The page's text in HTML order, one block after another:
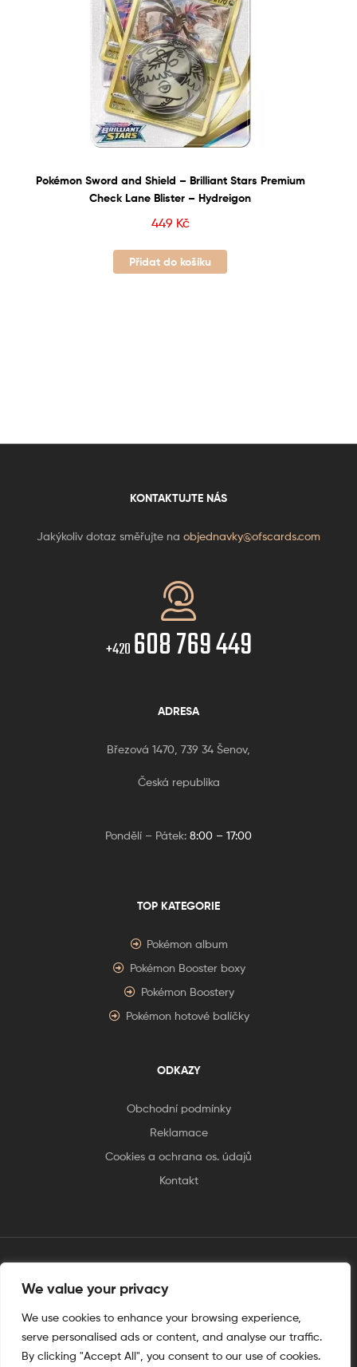
We value your privacy
We use cookies to enhance your browsing experience,
serve personalised ads or content, and analyse our traffic.
By clicking "Accept All", you consent to our use of cookies.
Pokémon Sword and Shield – Brilliant Stars Premium
Check Lane Blister – Hydreigon
449 Kč
Přidat do košíku
KONTAKTUJTE NÁS
Jakýkoliv dotaz směřujte na objednavky@ofscards.com
+420 608 769 449
ADRESA
Březová 1470, 739 34 Šenov,
Česká republika
Pondělí – Pátek: 8:00 – 17:00
TOP KATEGORIE
Pokémon album
Pokémon Booster boxy
Pokémon Boostery
Pokémon hotové balíčky
ODKAZY
Obchodní podmínky
Reklamace
Cookies a ochrana os. údajů
Kontakt
tento web je vytvořen úplnějinak